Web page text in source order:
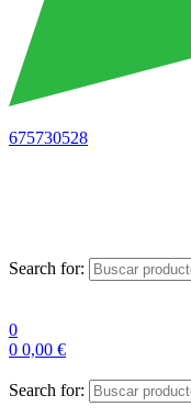
675730528
Search for:
0
0 0,00 €
Search for: